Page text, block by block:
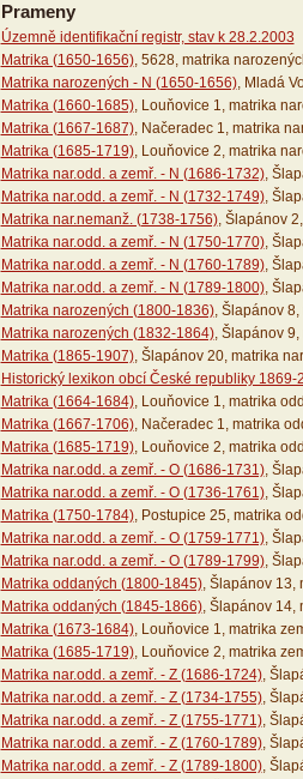
Prameny
Územně identifikační registr, stav k 28.2.2003
Matrika (1650-1656), 5628, matrika
Matrika narozených - N (1650-1656), Mladá
Matrika (1660-1685), Louňovice 1, matrika
Matrika (1667-1687), Načeradec 1, matrika
Matrika (1685-1719), Louňovice 2, matrika
Matrika nar.odd. a zemř. - N (1686-1732),
Matrika nar.odd. a zemř. - N (1732-1749),
Matrika nar.nemanž. (1738-1756), Šlapánov
Matrika nar.odd. a zemř. - N (1750-1770),
Matrika nar.odd. a zemř. - N (1760-1789),
Matrika nar.odd. a zemř. - N (1789-1800),
Matrika narozených (1800-1836), Šlapánov
Matrika narozených (1832-1864), Šlapánov
Matrika (1865-1907), Šlapánov 20, matrika
Historický lexikon obcí České republiky 1869-
Matrika (1664-1684), Louňovice 1, matrika
Matrika (1667-1706), Načeradec 1, matrika
Matrika (1685-1719), Louňovice 2, matrika
Matrika nar.odd. a zemř. - O (1686-1731),
Matrika nar.odd. a zemř. - O (1736-1761),
Matrika (1750-1784), Postupice 25, matrika
Matrika nar.odd. a zemř. - O (1759-1771),
Matrika nar.odd. a zemř. - O (1789-1799),
Matrika oddaných (1800-1845), Šlapánov 13,
Matrika oddaných (1845-1866), Šlapánov 14,
Matrika (1673-1684), Louňovice 1, matrika
Matrika (1685-1719), Louňovice 2, matrika
Matrika nar.odd. a zemř. - Z (1686-1724),
Matrika nar.odd. a zemř. - Z (1734-1755),
Matrika nar.odd. a zemř. - Z (1755-1771),
Matrika nar.odd. a zemř. - Z (1760-1789),
Matrika nar.odd. a zemř. - Z (1789-1800),